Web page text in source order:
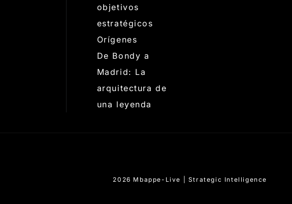
objetivos
estratégicos
Orígenes
De Bondy a
Madrid: La
arquitectura de
una leyenda
2026 Mbappe-Live | Strategic Intelligence